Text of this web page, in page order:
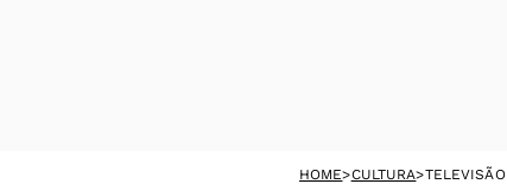
HOME>CULTURA>TELEVISÃO